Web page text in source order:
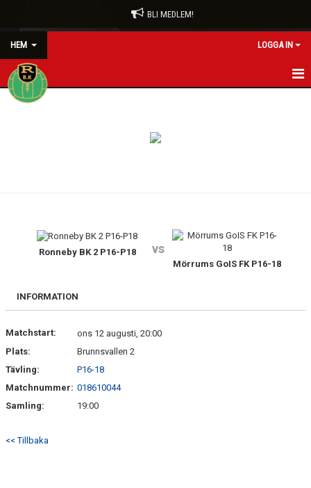
BLI MEDLEM!
HEM LOGGA IN
HEM
VÅRA LAG/TRÄNARE
KALENDER
DOKUMENT
MAXI CUP 2025
Ronneby BK 2 P16-P18 vs
Mörrums GoIS FK P16-18
INFORMATION
Matchstart:
ons 12 augusti, 20:00
Plats:
Brunnsvallen 2
Tävling:
P16-18
Matchnummer: 018610044
Samling:
19:00
<< Tillbaka